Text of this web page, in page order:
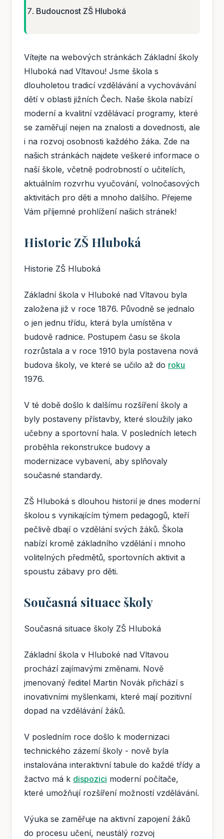
Budoucnost ZŠ Hluboká
Vítejte na webových stránkách Základní školy
Hluboká nad Vltavou! Jsme škola s
dlouholetou tradicí vzdělávání a vychovávání
dětí v oblasti jižních Čech. Naše škola nabízí
moderní a kvalitní vzdělávací programy, které
se zaměřují nejen na znalosti a dovednosti, ale
i na rozvoj osobnosti každého žáka. Zde na
našich stránkách najdete veškeré informace o
naší škole, včetně podrobností o učitelích,
aktuálním rozvrhu vyučování, volnočasových
aktivitách pro děti a mnoho dalšího. Přejeme
Vám příjemné prohlížení našich stránek!
Historie ZŠ Hluboká
Historie ZŠ Hluboká
Základní škola v Hluboké nad Vltavou byla
založena již v roce 1876. Původně se jednalo
o jen jednu třídu, která byla umístěna v
budově radnice. Postupem času se škola
rozrůstala a v roce 1910 byla postavena nová
budova školy, ve které se učilo až do roku
1976.
V té době došlo k dalšímu rozšíření školy a
byly postaveny přístavby, které sloužily jako
učebny a sportovní hala. V posledních letech
proběhla rekonstrukce budovy a
modernizace vybavení, aby splňovaly
současné standardy.
ZŠ Hluboká s dlouhou historií je dnes moderní
školou s vynikajícím týmem pedagogů, kteří
pečlivě dbají o vzdělání svých žáků. Škola
nabízí kromě základního vzdělání i mnoho
volitelných předmětů, sportovních aktivit a
spoustu zábavy pro děti.
Současná situace školy
Současná situace školy ZŠ Hluboká
Základní škola v Hluboké nad Vltavou
prochází zajímavými změnami. Nově
jmenovaný ředitel Martin Novák přichází s
inovativními myšlenkami, které mají pozitivní
dopad na vzdělávání žáků.
V posledním roce došlo k modernizaci
technického zázemí školy - nově byla
instalována interaktivní tabule do každé třídy a
žactvo má k dispozici moderní počítače,
které umožňují rozšíření možností vzdělávání.
Výuka se zaměřuje na aktivní zapojení žáků
do procesu učení, neustálý rozvoj